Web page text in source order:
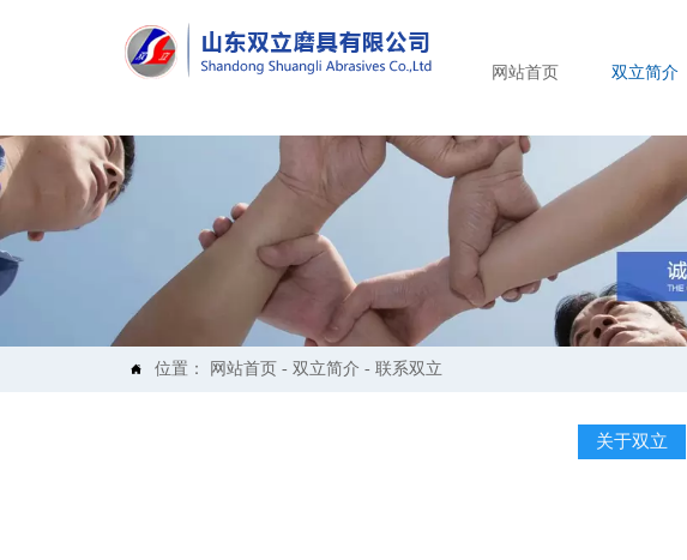
网站首页 双立简介
 位置： 网站首页 - 双立简介 - 联系双立
关于双立